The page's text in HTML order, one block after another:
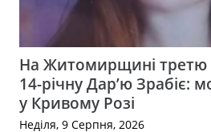
На Житомирщині
14-річну Дар’ю Зрабіє:
у Кривому Розі
Неділя, 9 Серпня, 2026